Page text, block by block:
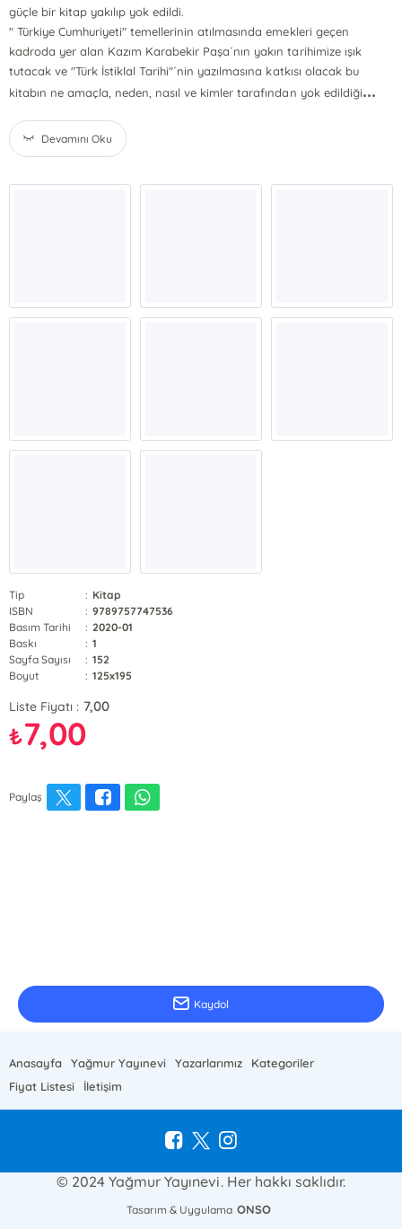
güçle bir kitap yakılıp yok edildi.
" Türkiye Cumhuriyeti" temellerinin atılmasında emekleri geçen
kadroda yer alan Kazım Karabekir Paşa´nın yakın tarihimize ışık
tutacak ve "Türk İstiklal Tarihi"´nin yazılmasına katkısı olacak bu
kitabın ne amaçla, neden, nasıl ve kimler tarafından yok edildiği...
Devamını Oku
Tip : Kitap
ISBN
: 9789757747536
Basım Tarihi
: 2020-01
Baskı
: 1
Sayfa Sayısı
: 152
Boyut
: 125x195
Liste Fiyatı : 7,00
₺7,00
Paylaş
Kaydol
Anasayfa Yağmur Yayınevi Yazarlarımız
Kategoriler
Fiyat Listesi
İletişim
© 2024 Yağmur Yayınevi. Her hakkı saklıdır.
Tasarım & Uygulama ONSO